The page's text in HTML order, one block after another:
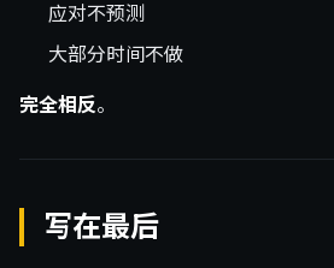
应对不预测
大部分时间不做
完全相反。
写在最后